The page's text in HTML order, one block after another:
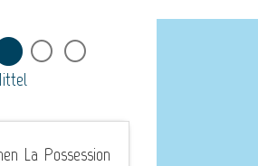
La Possession